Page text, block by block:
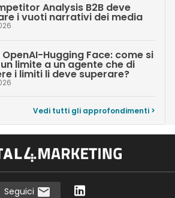
Analysis B2B deve
i vuoti narrativi dei media
Hugging Face: come si
limite a un agente che di
i limiti li deve superare?
Vedi tutti gli approfondimenti >
Seguici